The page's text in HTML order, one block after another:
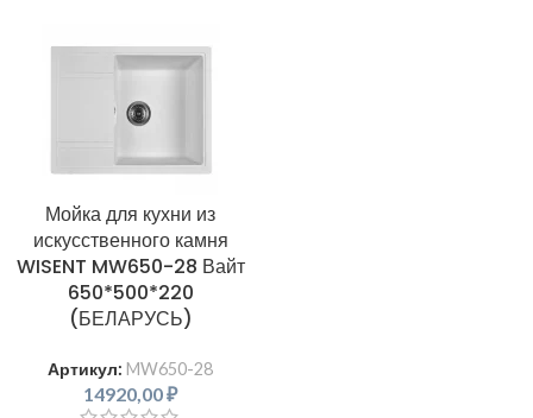
Мойка для кухни из
искусственного камня
WISENT MW650-28 Вайт
650*500*220
(БЕЛАРУСЬ)
Артикул: MW650-28
14920,00₽